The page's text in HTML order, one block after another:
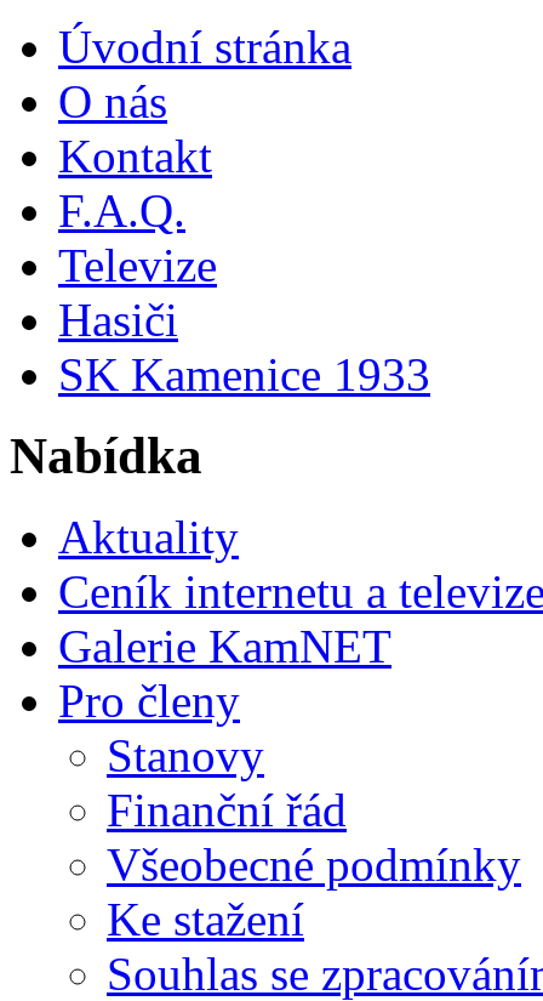
Úvodní stránka
O nás
Kontakt
F.A.Q.
Televize
Hasiči
SK Kamenice 1933
Nabídka
Aktuality
Ceník internetu a
Galerie KamNET
Pro členy
Stanovy
Finanční řád
Všeobecné podmínky
Ke stažení
Souhlas se